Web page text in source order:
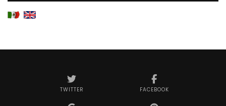
TWITTER FACEBOOK